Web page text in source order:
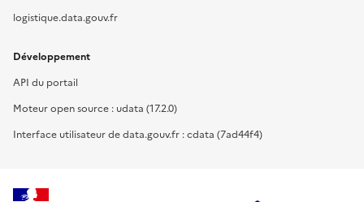
logistique.data.gouv.fr
Développement
API du portail
Moteur open source : udata (17.2.0)
Interface utilisateur de data.gouv.fr : cdata (7ad44f4)